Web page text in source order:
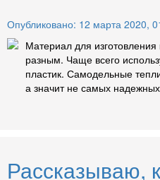
Опубликовано: 12 марта 2020,
Материал для
разным. Чаще всего
пластик. Самодельные
а значит не самых
Рассказываю,